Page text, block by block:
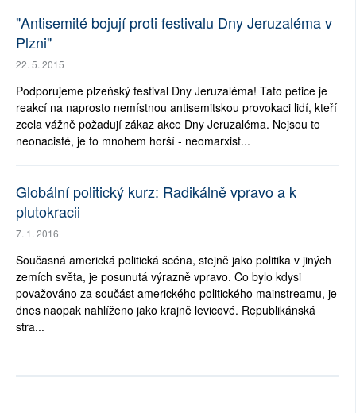
"Antisemité bojují proti festivalu Dny Jeruzaléma v
Plzni"
22. 5. 2015
Podporujeme plzeňský festival Dny Jeruzaléma! Tato petice je
reakcí na naprosto nemístnou antisemitskou provokaci lidí, kteří
zcela vážně požadují zákaz akce Dny Jeruzaléma. Nejsou to
neonacisté, je to mnohem horší - neomarxist...
Globální politický kurz: Radikálně vpravo a k
plutokracii
7. 1. 2016
Současná americká politická scéna, stejně jako politika v jiných
zemích světa, je posunutá výrazně vpravo. Co bylo kdysi
považováno za součást amerického politického mainstreamu, je
dnes naopak nahlíženo jako krajně levicové. Republikánská
stra...